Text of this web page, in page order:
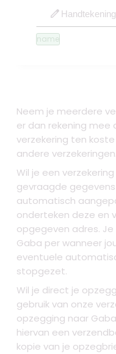
edit
name
Neem je meerdere
er dan rekening
verzekering ten
andere verzekeringen.
Wil je een verzekering
gevraagde
automatisch
onderteken deze en
opgegeven adres.
Gaba per wanneer
eventuele
stopgezet.
Wil je direct je
gebruik van onze
opzegging naar Gaba
hiervan een
kopie van je